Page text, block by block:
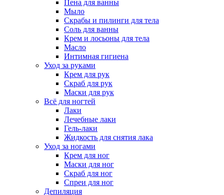
Пена для ванны
Мыло
Скрабы и пилинги для тела
Соль для ванны
Крем и лосьоны для тела
Масло
Интимная гигиена
Уход за руками
Крем для рук
Скраб для рук
Маски для рук
Всё для ногтей
Лаки
Лечебные лаки
Гель-лаки
Жидкость для снятия лака
Уход за ногами
Крем для ног
Маски для ног
Скраб для ног
Спреи для ног
Депиляция